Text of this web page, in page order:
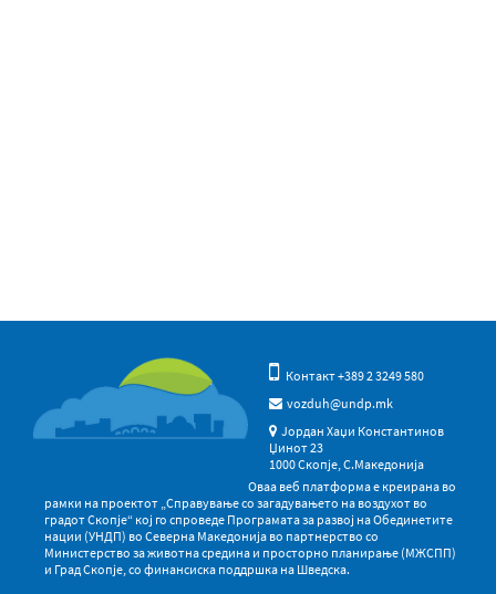
Контакт +389 2 3249 580
vozduh@undp.mk
Јордан Хаџи Константинов
Џинот 23
1000 Скопје, С.Македонија
Оваа веб платформа е креирана во
рамки на проектот „Справување со загадувањето на воздухот во
градот Скопје“ кој го спроведе Програмата за развој на Обединетите
нации (УНДП) во Северна Македонија во партнерство со
Министерство за животна средина и просторно планирање (МЖСПП)
и Град Скопје, со финансиска поддршка на Шведска.